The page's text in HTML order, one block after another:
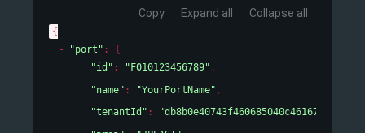
Copy Expand all Collapse all
{
"port" : {
"id" : "F010123456789" ,
"name" : "YourPortName" ,
"tenantId" : "db8b0e40743f460685040c46167cf19e"